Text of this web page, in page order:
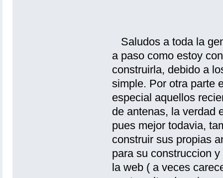
Saludos a toda la
a paso como estoy
construirla, debido a
simple. Por otra parte
especial aquellos
de antenas, la verdad
pues mejor todavia,
construir sus propias
para su construccion
la web ( a veces